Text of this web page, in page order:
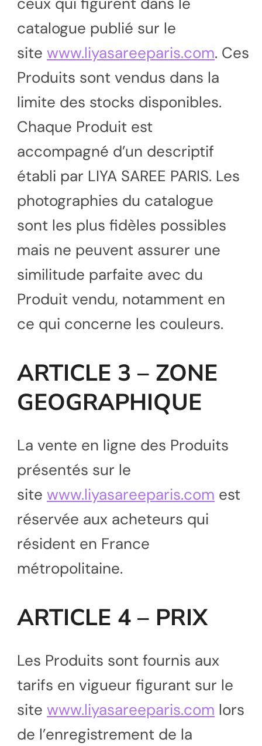
catalogue publié sur le
site www.liyasareeparis.com. Ces
Produits sont vendus dans la
limite des stocks disponibles.
Chaque Produit est
accompagné d’un descriptif
établi par LIYA SAREE PARIS. Les
photographies du catalogue
sont les plus fidèles possibles
mais ne peuvent assurer une
similitude parfaite avec du
Produit vendu, notamment en
ce qui concerne les couleurs.
ARTICLE 3 – ZONE
GEOGRAPHIQUE
La vente en ligne des Produits
présentés sur le
site www.liyasareeparis.com est
réservée aux acheteurs qui
résident en France
métropolitaine.
ARTICLE 4 – PRIX
Les Produits sont fournis aux
tarifs en vigueur figurant sur le
site www.liyasareeparis.com lors
de l’enregistrement de la